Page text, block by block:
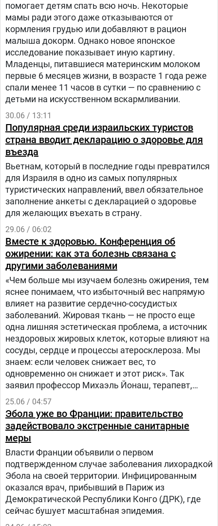
помогает детям спать всю ночь. Некоторые
мамы ради этого даже отказываются от
кормления грудью или добавляют в рацион
малыша докорм. Однако новое японское
исследование показывает иную картину.
Младенцы, питавшиеся материнским молоком
первые 6 месяцев жизни, в возрасте 1 года реже
спали менее 11 часов в сутки — по сравнению с
детьми на искусственном вскармливании.
30.06 / 13:11
Популярная среди израильских туристов
страна вводит декларацию о здоровье для
въезда
Вьетнам, который в последние годы превратился
для Израиля в одно из самых популярных
туристических направлений, ввел обязательное
заполнение анкеты с декларацией о здоровье
для желающих въехать в страну.
29.06 / 06:02
Вместе к здоровью. Конференция об
ожирении: как эта болезнь связана с
другими заболеваниями
«Чем больше мы изучаем болезнь ожирения, тем
яснее понимаем, что избыточный вес напрямую
влияет на развитие сердечно-сосудистых
заболеваний. Жировая ткань — не просто еще
одна лишняя эстетическая проблема, а источник
нездоровых жировых клеток, которые влияют на
сосуды, сердце и процессы атеросклероза. Мы
знаем: если человек снижает вес, то
одновременно он снижает и этот риск». Так
заявил профессор Михаэль Йонаш, терапевт,
кардиолог, ведущий специалист по
катетеризации коронарных сосудов и клапанов,
на специальной конференции «Вместе к
здоровью. Ожирение: проблемы и решения
современной медицины»в студии «Вестей».
25.06 / 04:57
Эбола уже во Франции: правительство
задействовало экстренные санитарные
меры
Власти Франции объявили о первом
подтвержденном случае заболевания лихорадкой
Эбола на своей территории. Инфицированным
оказался врач, прибывший в Париж из
Демократической Республики Конго (ДРК), где
сейчас бушует масштабная эпидемия.